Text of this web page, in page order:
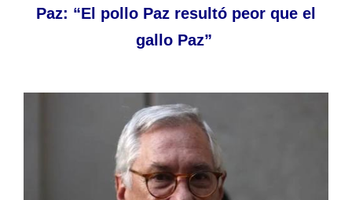
Paz: “El pollo Paz resultó peor que el
gallo Paz”